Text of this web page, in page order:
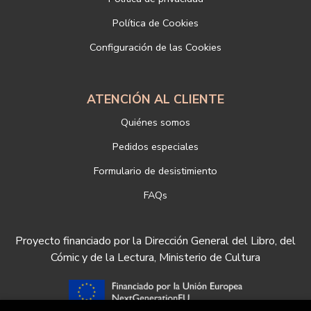
Si desea ampliar información sobre la política de privacidad de
https://www.libreriadeportiva.com/proteccion-de-datos
Política de Cookies
Configuración de las Cookies
ATENCIÓN AL CLIENTE
Quiénes somos
Pedidos especiales
Formulario de desistimiento
FAQs
Proyecto financiado por la Dirección General del Libro, del
Cómic y de la Lectura, Ministerio de Cultura